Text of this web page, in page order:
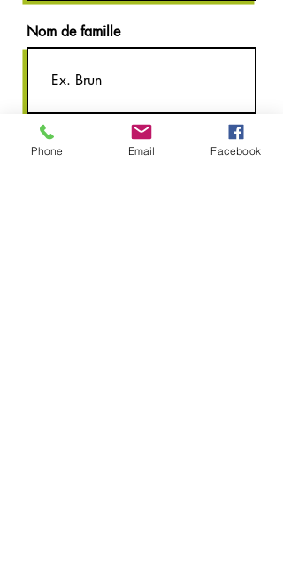
Nom de famille
E-mail
Phone Email Facebook